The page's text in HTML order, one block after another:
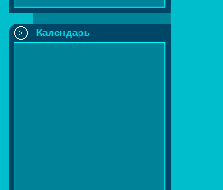
Календарь